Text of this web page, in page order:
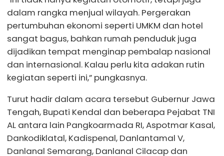
dalam rangka menjual wilayah. Pergerakan
pertumbuhan ekonomi seperti UMKM dan hotel
sangat bagus, bahkan rumah penduduk juga
dijadikan tempat menginap pembalap nasional
dan internasional. Kalau perlu kita adakan rutin
kegiatan seperti ini,” pungkasnya.
Turut hadir dalam acara tersebut Gubernur Jawa
Tengah, Bupati Kendal dan beberapa Pejabat TNI
AL antara lain Pangkoarmada RI, Aspotmar Kasal,
Dankodiklatal, Kadispenal, Danlantamal V,
Danlanal Semarang, Danlanal Cilacap dan